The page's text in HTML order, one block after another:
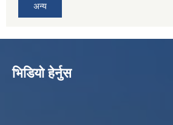
अन्य
भिडियो हेर्नुस